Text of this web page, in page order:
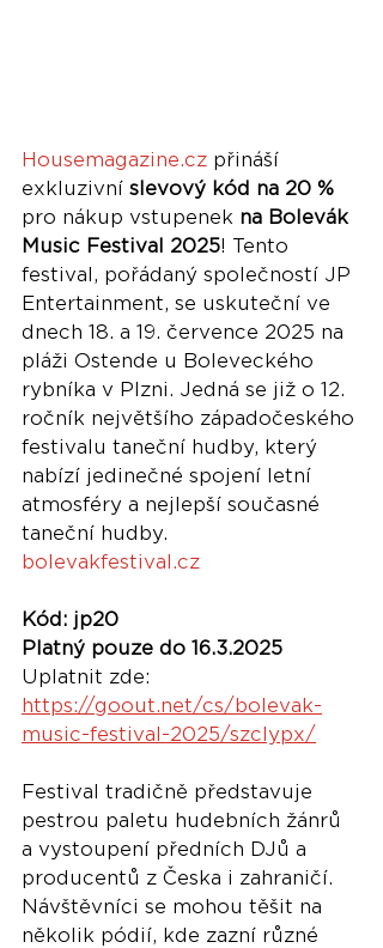
Housemagazine.cz přináší
exkluzivní slevový kód na 20 %
pro nákup vstupenek na Bolevák
Music Festival 2025! Tento
festival, pořádaný společností JP
Entertainment, se uskuteční ve
dnech 18. a 19. července 2025 na
pláži Ostende u Boleveckého
rybníka v Plzni. Jedná se již o 12.
ročník největšího západočeského
festivalu taneční hudby, který
nabízí jedinečné spojení letní
atmosféry a nejlepší současné
taneční hudby.
bolevakfestival.cz
Kód: jp20
Platný pouze do 16.3.2025
Uplatnit zde:
https://goout.net/cs/bolevak-
music-festival-2025/szclypx/
Festival tradičně představuje
pestrou paletu hudebních žánrů
a vystoupení předních DJů a
producentů z Česka i zahraničí.
Návštěvníci se mohou těšit na
několik pódií, kde zazní různé